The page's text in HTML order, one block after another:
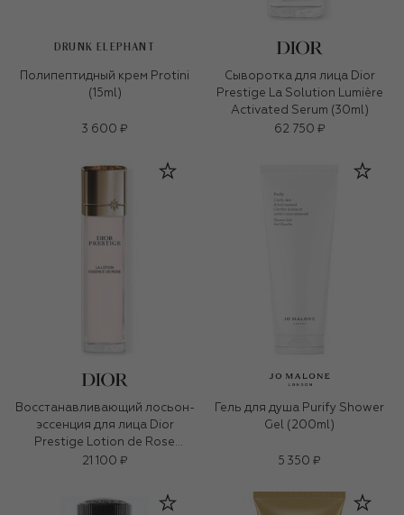
DRUNK ELEPHANT
Полипептидный крем Protini
(15ml)
3 600 ₽
Сыворотка для лица Dior
Prestige La Solution Lumière
Activated Serum (30ml)
62 750 ₽
Восстанавливающий лосьон-
эссенция для лица Dior
Prestige Lotion de Rose
(150ml)
21 100 ₽
Гель для душа Purify Shower
Gel (200ml)
5 350 ₽